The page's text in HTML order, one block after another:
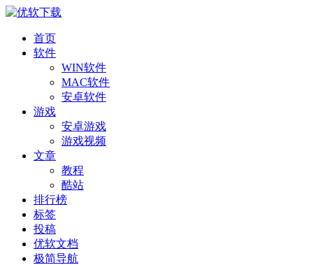
首页
软件
WIN软件
MAC软件
安卓软件
游戏
安卓游戏
游戏视频
文章
教程
酷站
排行榜
标签
投稿
优软文档
极简导航